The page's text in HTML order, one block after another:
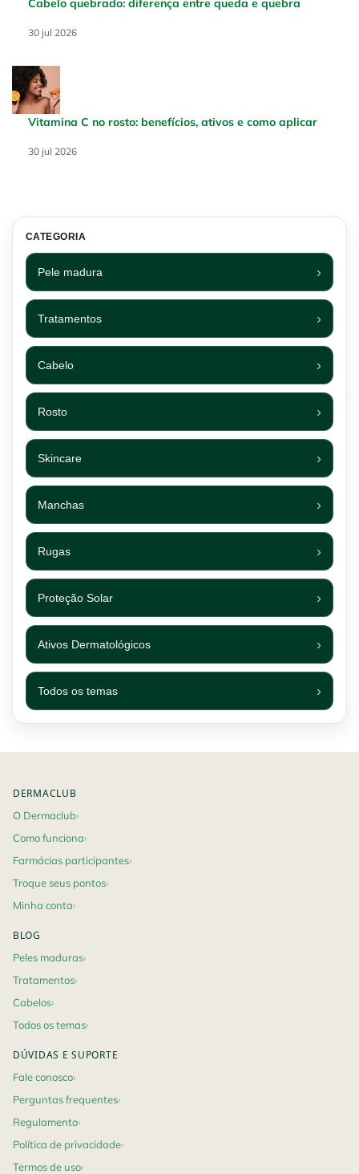
Cabelo quebrado: diferença entre queda e quebra
Creation Date:
30 jul 2026
Update Date:
Vitamina C no rosto: benefícios, ativos e como aplicar
Creation Date:
30 jul 2026
Update Date:
CATEGORIA
Pele madura
Tratamentos
Cabelo
Rosto
Skincare
Manchas
Rugas
Proteção Solar
Ativos Dermatológicos
Todos os temas
DERMACLUB
O Dermaclub
Como funciona
Farmácias participantes
Troque seus pontos
Minha conta
BLOG
Peles maduras
Tratamentos
Cabelos
Todos os temas
DÚVIDAS E SUPORTE
Fale conosco
Perguntas frequentes
Regulamento
Política de privacidade
Termos de uso